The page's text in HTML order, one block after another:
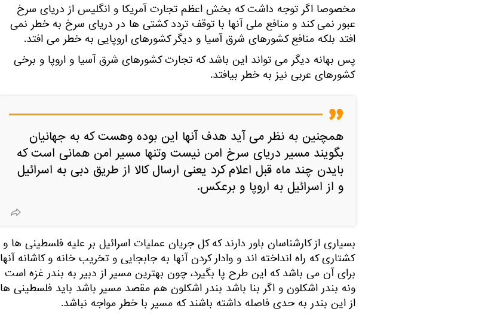
مخصوصا اگر توجه داشت که بخش اعظم تجارت آمریکا و انگلیس از دریای سرخ
عبور نمی کند و منافع ملی آنها با توقف تردد کشتی ها در دریای سرخ به خطر نمی
افتد بلکه منافع کشورهای شرق آسیا و دیگر کشورهای اروپایی به خطر می افتد.
پس بهانه دیگر می تواند این باشد که تجارت کشورهای شرق آسیا و اروپا و برخی
کشورهای عربی نیز به خطر بیافتد.
همچنین به نظر می آید هدف آنها این بوده وهست که به جهانیان
بگویند مسیر دریای سرخ امن نیست وتنها مسیر امن همانی است که
بایدن چند ماه قبل اعلام کرد یعنی ارسال کالا از طریق دبی به اسرائیل
و از اسرائیل به اروپا و برعکس.
بسیاری از کارشناسان باور دارند که کل جریان عملیات اسرائیل بر علیه فلسطینی ها و
کشتاری که راه انداخته اند و وادار کردن آنها به جابجایی و تخریب خانه و کاشانه آنها
برای آن می باشد که این طرح پا بگیرد، چون بهترین مسیر از دبیر به بندر غزه است
ونه بندر اشکلون و اگر بنا باشد بندر اشکلون هم مقصد مسیر باشد باید فلسطینی ها
از این بندر به حدی فاصله داشته باشند که مسیر با خطر مواجه نباشد.